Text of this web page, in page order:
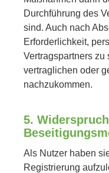
Durchführung des
sind. Auch nach
Erforderlichkeit,
Vertragspartners zu
vertraglichen oder
nachzukommen.
5.
Als Nutzer haben
Registrierung